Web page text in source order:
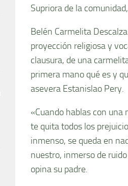
Supriora de la
Belén Carmelita
proyección religiosa y
clausura, de una
primera mano qué es y
asevera Estanislao Pery.
«Cuando hablas con una
te quita todos los
inmenso, se queda en
nuestro, inmerso de
opina su padre.